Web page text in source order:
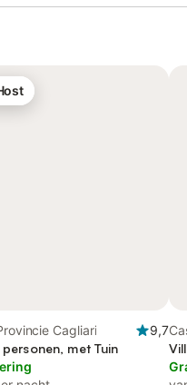
Cagliari
9,7
met Tuin